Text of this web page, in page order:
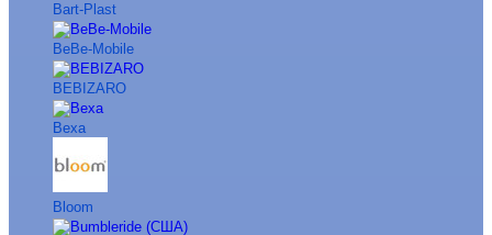
Bart-Plast
BeBe-Mobile
BEBIZARO
Bexa
Bloom